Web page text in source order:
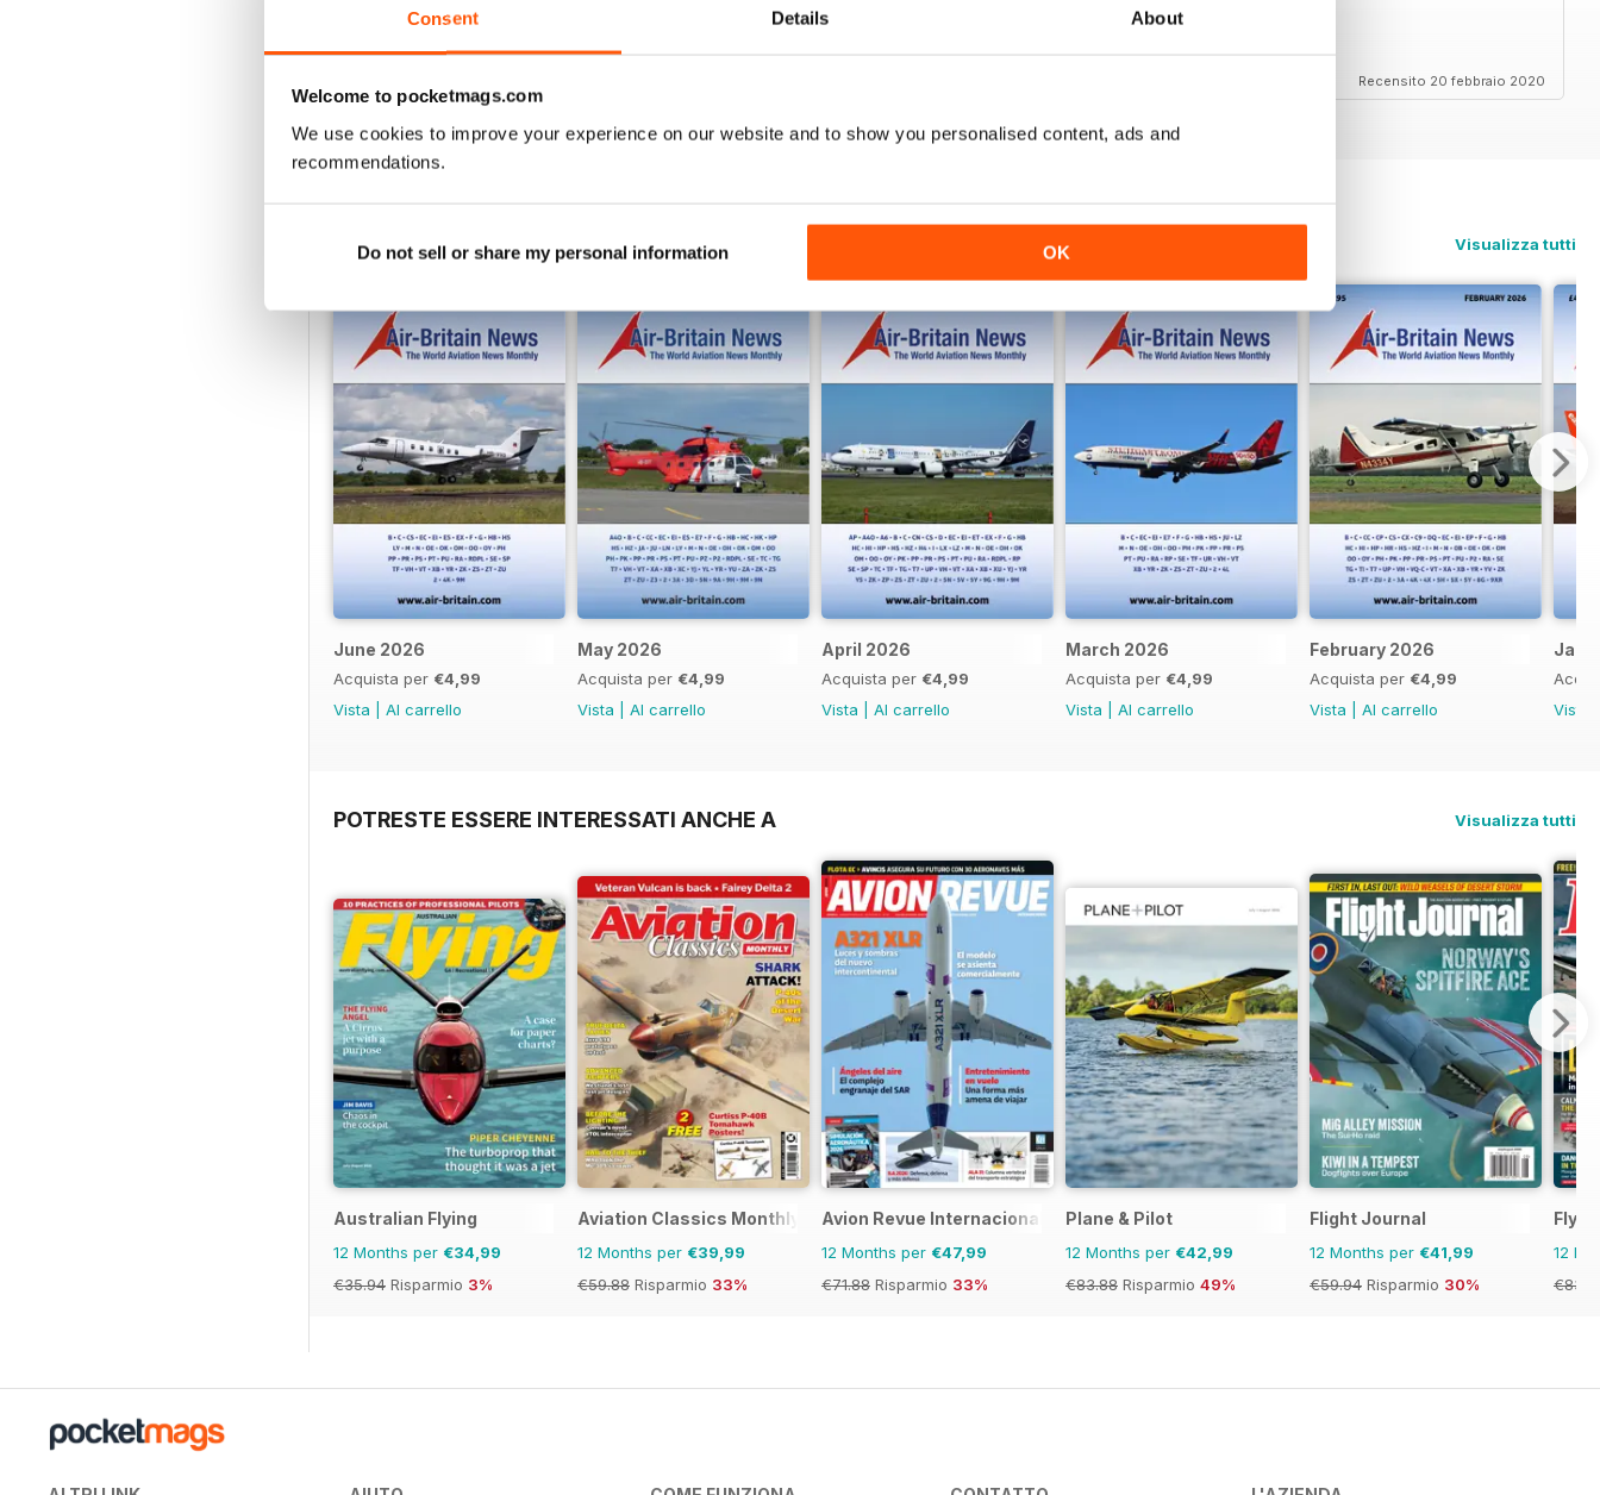
Consent Details About
Welcome to pocketmags.com
We use cookies to improve your experience on our website and to show you personalised content, ads and
recommendations.
Do not sell or share my personal information OK
VISUALIZZA LE RECENSIONI
AIR BRITAIN NEWS
Recensito 20 febbraio 2020
EDIZIONI INDIETRO Visualizza tutti
June 2026
Acquista per €4,99
Vista
Al carrello
May 2026
Acquista per €4,99
Vista
Al carrello
April 2026
Acquista per €4,99
Vista
Al carrello
March 2026
Acquista per €4,99
Vista
Al carrello
February 2026
Acquista per €4,99
Vista
Al carrello
Vista
POTRESTE ESSERE INTERESSATI ANCHE A Visualizza tutti
Australian Flying
12 Months per €34,99
€35.94 Risparmio 3%
Aviation Classics Monthly
12 Months per €39,99
€59.88 Risparmio 33%
Avion Revue Internacional
12 Months per €47,99
€71.88 Risparmio 33%
Plane & Pilot
12 Months per €42,99
€83.88 Risparmio 49%
Flight Journal
12 Months per €41,99
€59.94 Risparmio 30%
12